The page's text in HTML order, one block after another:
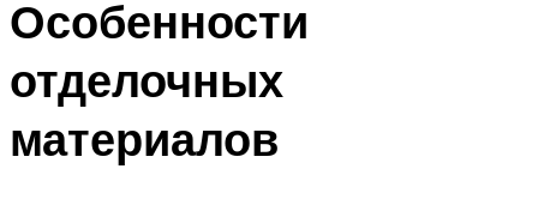
Особенности
отделочных
материалов